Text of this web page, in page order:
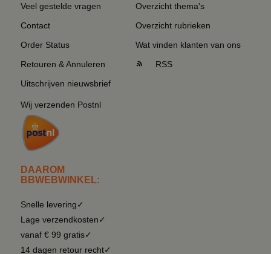
Veel gestelde vragen
Contact
Order Status
Retouren & Annuleren
Uitschrijven nieuwsbrief
Wij verzenden Postnl
DAAROM
BBWEBWINKEL:
Snelle levering✓
Lage verzendkosten✓
vanaf € 99 gratis✓
14 dagen retour recht✓
Overzicht thema's
Overzicht rubrieken
Wat vinden klanten van ons
RSS